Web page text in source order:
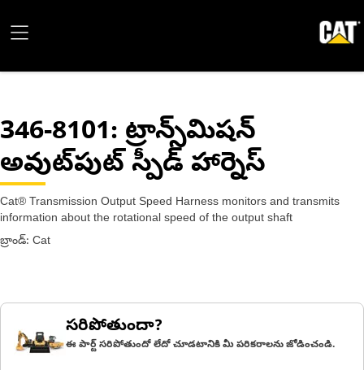
346-8101: ట్రాన్స్‌మిషన్
అవుట్‌పుట్ స్పీడ్ హార్నెస్
Cat® Transmission Output Speed Harness monitors and transmits
information about the rotational speed of the output shaft
బ్రాండ్: Cat
సరిపోతుందా?
ఈ పార్ట్ సరిపోతుందో లేదో చూడటానికి మీ పరికరాలను జోడించండి.